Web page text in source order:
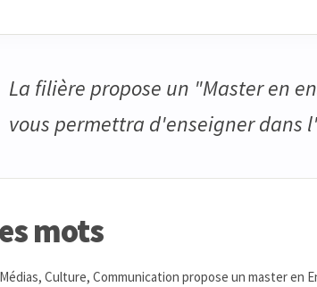
La filière propose un "Master en
vous permettra d'enseigner dans
mots
Culture, Communication propose un master en